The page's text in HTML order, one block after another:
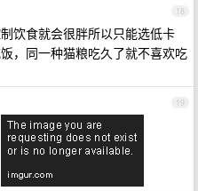
18
饮食就会很胖所以只能选低卡
，同一种猫粮吃久了就不喜欢吃
19